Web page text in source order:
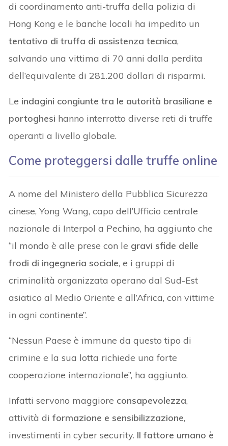
di coordinamento anti-truffa della polizia di
Hong Kong e le banche locali ha impedito un
tentativo di truffa di assistenza tecnica,
salvando una vittima di 70 anni dalla perdita
dell’equivalente di 281.200 dollari di risparmi.
Le indagini congiunte tra le autorità brasiliane e
portoghesi hanno interrotto diverse reti di truffe
operanti a livello globale.
Come proteggersi dalle truffe online
A nome del Ministero della Pubblica Sicurezza
cinese, Yong Wang, capo dell’Ufficio centrale
nazionale di Interpol a Pechino, ha aggiunto che
“il mondo è alle prese con le gravi sfide delle
frodi di ingegneria sociale, e i gruppi di
criminalità organizzata operano dal Sud-Est
asiatico al Medio Oriente e all’Africa, con vittime
in ogni continente”.
“Nessun Paese è immune da questo tipo di
crimine e la sua lotta richiede una forte
cooperazione internazionale”, ha aggiunto.
Infatti servono maggiore consapevolezza,
attività diformazione e sensibilizzazione,
investimenti in cyber security. Il fattore umano è